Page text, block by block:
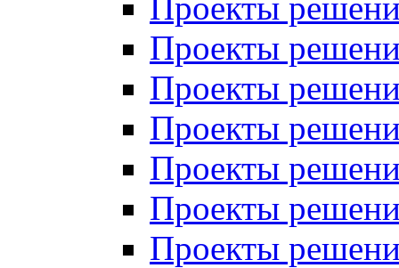
Проекты
Проекты
Проекты
Проекты
Проекты
Проекты